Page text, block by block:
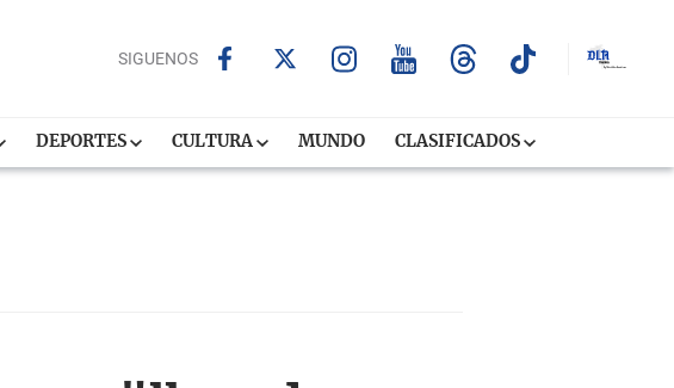
SIGUENOS
DEPORTES CULTURA MUNDO CLASIFICADOS